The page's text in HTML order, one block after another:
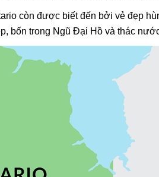
còn được biết đến bởi vẻ đẹp
bốn trong Ngũ Đại Hồ và thác